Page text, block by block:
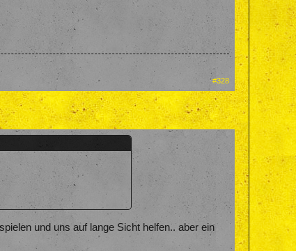
#328
und uns auf lange Sicht helfen.. aber ein